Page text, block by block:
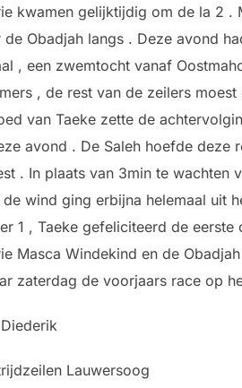
kwamen gelijktijdig om de la 2 .
de Obadjah langs . Deze avond
, een zwemtocht vanaf
, de rest van de zeilers
van Taeke zette de
avond . De Saleh hoefde deze
. In plaats van 3min te wachten
de wind ging erbijna helemaal uit
1 , Taeke gefeliciteerd de
Masca Windekind en de
zaterdag de voorjaars race op
Lauwersoog